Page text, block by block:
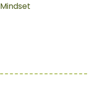
Mindset